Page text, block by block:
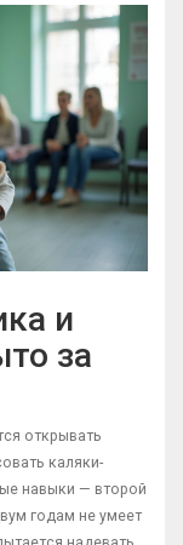
и
за
открывать
каляки-
навыки — второй
годам не умеет